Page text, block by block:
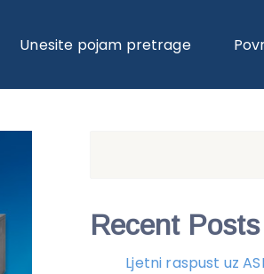
Unesite pojam pretrage
Recent Posts
Ljetni raspust uz